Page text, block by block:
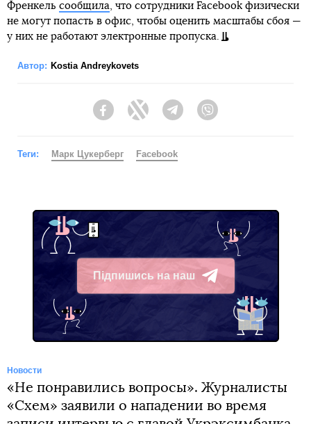
Френкель сообщила, что сотрудники Facebook физически
не могут попасть в офис, чтобы оценить масштабы сбоя —
у них не работают электронные пропуска.
Автор: Kostia Andreykovets
FacebookTwitter Telegram
Теги: Марк Цукерберг Facebook
Підпишись на наш
Telegram
Новости
«Не понравились вопросы». Журналисты
«Схем» заявили о нападении во время